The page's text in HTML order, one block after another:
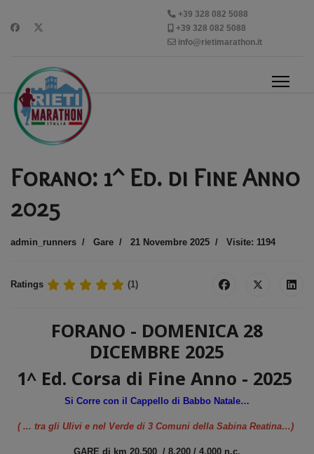
+39 328 082 5088
+39 328 082 5088
info@rietimarathon.it
Forano: 1^ Ed. di Fine Anno
2025
admin_runners Gare 21 Novembre 2025 Visite: 1194
Ratings (1)
FORANO - DOMENICA 28
DICEMBRE 2025
1^ Ed. Corsa di Fine Anno - 2025
Si Corre con il Cappello di Babbo Natale…
( ... tra gli Ulivi e nel Verde di 3 Comuni della Sabina Reatina…)
GARE di km 20,500 / 8,200 / 4,000 n.c.